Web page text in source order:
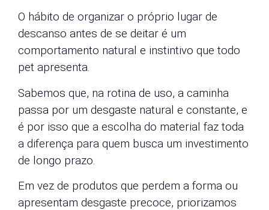
O hábito de organizar o próprio lugar de
descanso antes de se deitar é um
comportamento natural e instintivo que todo
pet apresenta.
Sabemos que, na rotina de uso, a caminha
passa por um desgaste natural e constante, e
é por isso que a escolha do material faz toda
a diferença para quem busca um investimento
de longo prazo.
Em vez de produtos que perdem a forma ou
apresentam desgaste precoce, priorizamos